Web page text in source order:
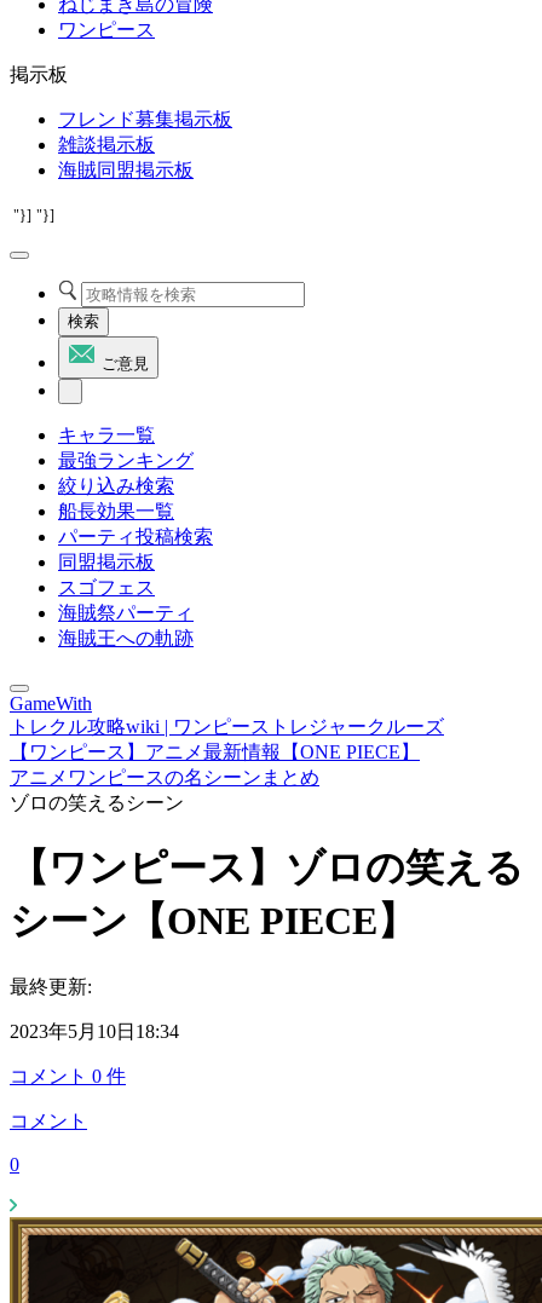
ねじまき島の冒険
ワンピース
掲示板
フレンド募集掲示板
雑談掲示板
海賊同盟掲示板
"}] "}]
検索
ご意見
キャラ一覧
最強ランキング
絞り込み検索
船長効果一覧
パーティ投稿検索
同盟掲示板
スゴフェス
海賊祭パーティ
海賊王への軌跡
GameWith
トレクル攻略wiki | ワンピーストレジャークルーズ
【ワンピース】アニメ最新情報【ONE PIECE】
アニメワンピースの名シーンまとめ
ゾロの笑えるシーン
【ワンピース】ゾロの笑える
シーン【ONE PIECE】
最終更新:
2023年5月10日18:34
コメント 0 件
コメント
0